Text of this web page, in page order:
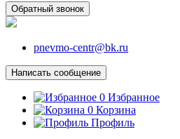
Обратный звонок
pnevmo-centr@bk.ru
Написать сообщение
0 Избранное
0 Корзина
Профиль